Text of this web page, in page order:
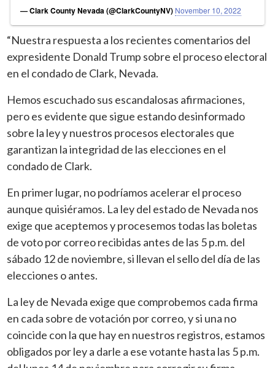
— Clark County Nevada (@ClarkCountyNV) November 10, 2022
“Nuestra respuesta a los recientes comentarios del
expresidente Donald Trump sobre el proceso electoral
en el condado de Clark, Nevada.
Hemos escuchado sus escandalosas afirmaciones,
pero es evidente que sigue estando desinformado
sobre la ley y nuestros procesos electorales que
garantizan la integridad de las elecciones en el
condado de Clark.
En primer lugar, no podríamos acelerar el proceso
aunque quisiéramos. La ley del estado de Nevada nos
exige que aceptemos y procesemos todas las boletas
de voto por correo recibidas antes de las 5 p.m. del
sábado 12 de noviembre, si llevan el sello del día de las
elecciones o antes.
La ley de Nevada exige que comprobemos cada firma
en cada sobre de votación por correo, y si una no
coincide con la que hay en nuestros registros, estamos
obligados por ley a darle a ese votante hasta las 5 p.m.